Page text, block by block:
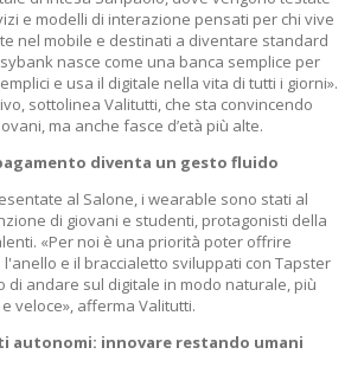
e modelli di interazione pensati per chi vive
nel mobile e destinati a diventare standard
nasce come una banca semplice per
e usa il digitale nella vita di tutti i giorni».
sottolinea Valitutti, che sta convincendo
ma anche fasce d’età più alte.
diventa un gesto fluido
al Salone, i wearable sono stati al
di giovani e studenti, protagonisti della
«Per noi è una priorità poter offrire
l'anello e il braccialetto sviluppati con Tapster
di andare sul digitale in modo naturale, più
veloce», afferma Valitutti.
autonomi: innovare restando umani